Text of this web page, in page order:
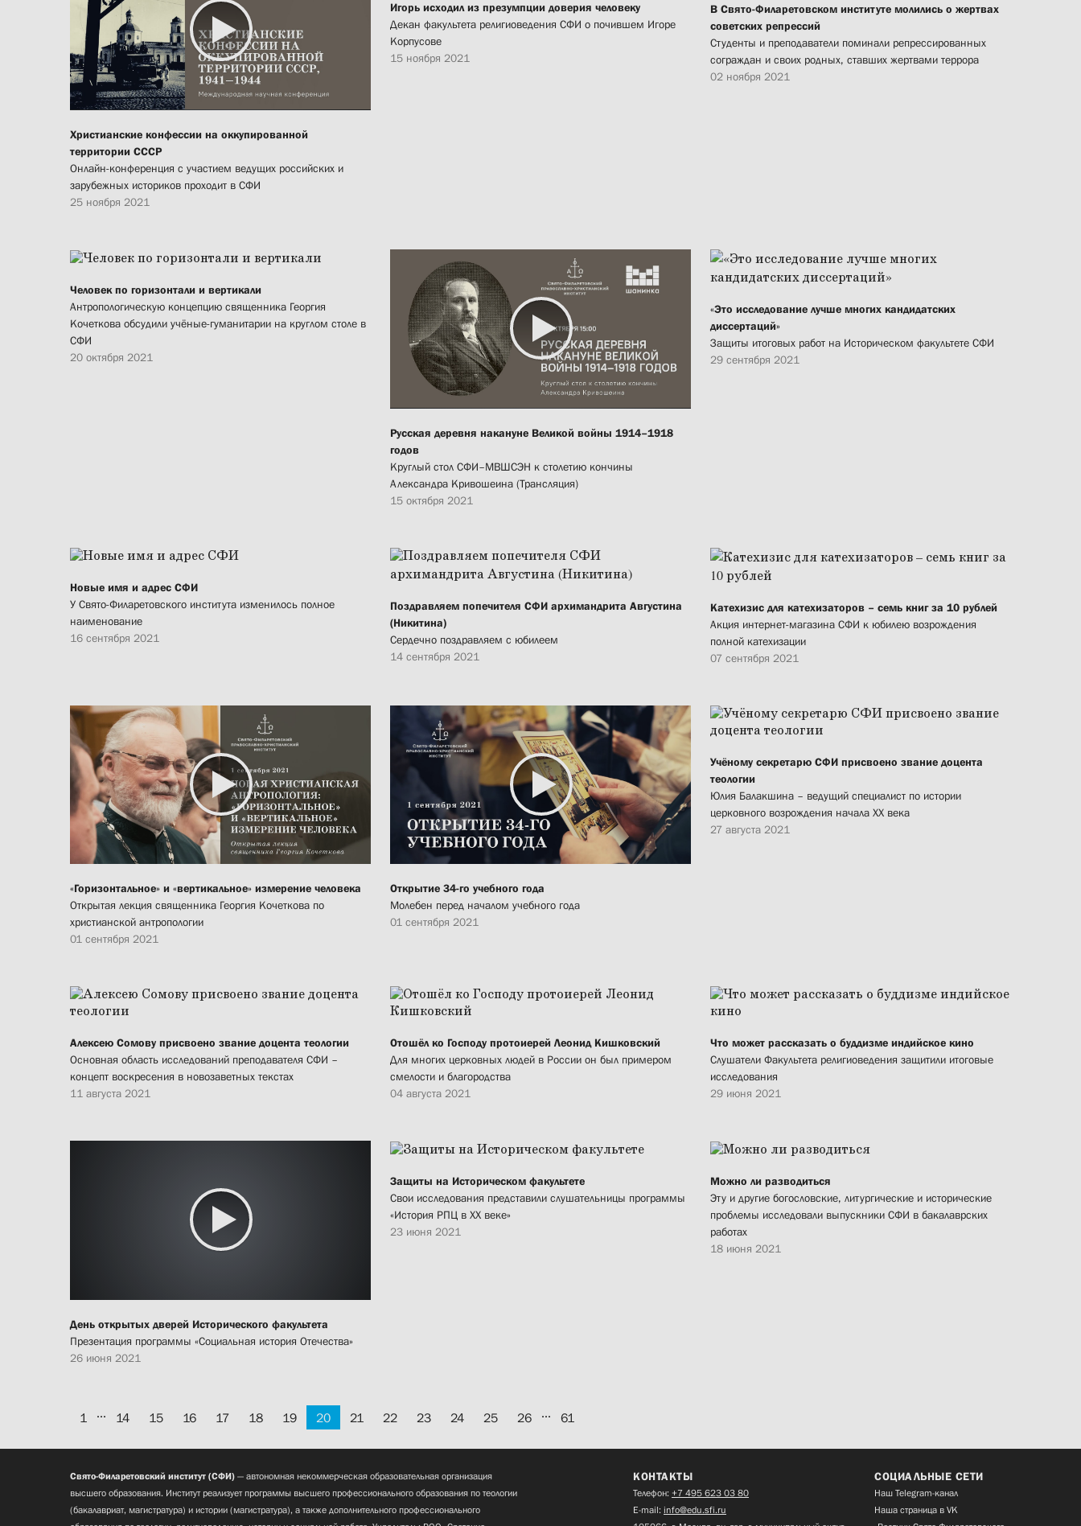
Христианские конфессии на оккупированной
территории СССР
Онлайн-конференция с участием ведущих российских и
зарубежных историков проходит в СФИ
25 ноября 2021
Игорь исходил из презумпции доверия человеку
Декан факультета религиоведения СФИ о почившем Игоре
Корпусове
15 ноября 2021
В Свято-Филаретовском институте молились о жертвах
советских репрессий
Студенты и преподаватели поминали репрессированных
сограждан и своих родных, ставших жертвами террора
02 ноября 2021
Человек по горизонтали и вертикали
Антропологическую концепцию священника Георгия
Кочеткова обсудили учёные-гуманитарии на круглом столе в
СФИ
20 октября 2021
Русская деревня накануне Великой войны 1914–1918
годов
Круглый стол СФИ–МВШСЭН к столетию кончины
Александра Кривошеина (Трансляция)
15 октября 2021
«Это исследование лучше многих кандидатских
диссертаций»
Защиты итоговых работ на Историческом факультете СФИ
29 сентября 2021
Новые имя и адрес СФИ
У Свято-Филаретовского института изменилось полное
наименование
16 сентября 2021
Поздравляем попечителя СФИ архимандрита Августина
(Никитина)
Сердечно поздравляем с юбилеем
14 сентября 2021
Катехизис для катехизаторов – семь книг за 10 рублей
Акция интернет-магазина СФИ к юбилею возрождения
полной катехизации
07 сентября 2021
«Горизонтальное» и «вертикальное» измерение человека
Открытая лекция священника Георгия Кочеткова по
христианской антропологии
01 сентября 2021
Открытие 34-го учебного года
Молебен перед началом учебного года
01 сентября 2021
Учёному секретарю СФИ присвоено звание доцента
теологии
Юлия Балакшина – ведущий специалист по истории
церковного возрождения начала XX века
27 августа 2021
Алексею Сомову присвоено звание доцента теологии
Основная область исследований преподавателя СФИ –
концепт воскресения в новозаветных текстах
11 августа 2021
Отошёл ко Господу протоиерей Леонид Кишковский
Для многих церковных людей в России он был примером
смелости и благородства
04 августа 2021
Что может рассказать о буддизме индийское кино
Слушатели Факультета религиоведения защитили итоговые
исследования
29 июня 2021
День открытых дверей Исторического факультета
Презентация программы «Социальная история Отечества»
26 июня 2021
Защиты на Историческом факультете
Свои исследования представили слушательницы программы
«История РПЦ в XX веке»
23 июня 2021
Можно ли разводиться
Эту и другие богословские, литургические и исторические
проблемы исследовали выпускники СФИ в бакалаврских
работах
18 июня 2021
1 14 15 16 17 18 19 20 21 22 23 24 25 26 61
Свято-Филаретовский институт (СФИ) — автономная некоммерческая образовательная организация
высшего образования. Институт реализует программы высшего профессионального образования по теологии
(бакалавриат, магистратура) и истории (магистратура), а также дополнительного профессионального
КОНТАКТЫ
Телефон: +7 495 623 03 80
E-mail: info@edu.sfi.ru
СОЦИАЛЬНЫЕ СЕТИ
Наш Telegram-канал
Наша страница в VK